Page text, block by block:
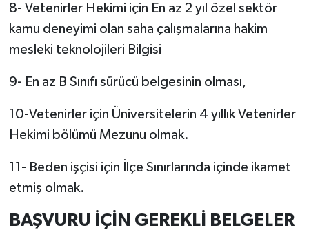
8- Vetenirler Hekimi için En az 2 yıl özel sektör
kamu deneyimi olan saha çalışmalarına hakim
mesleki teknolojileri Bilgisi
9- En az B Sınıfı sürücü belgesinin olması,
10-Vetenirler için Üniversitelerin 4 yıllık Vetenirler
Hekimi bölümü Mezunu olmak.
11- Beden işçisi için İlçe Sınırlarında içinde ikamet
etmiş olmak.
BAŞVURU İÇİN GEREKLİ BELGELER